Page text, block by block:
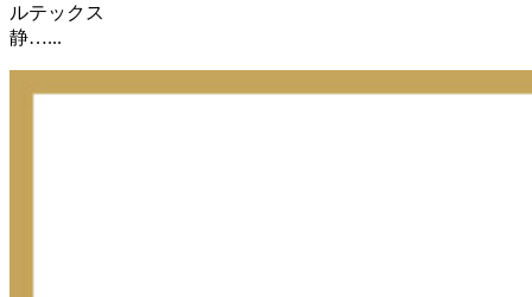
ルテックス
静…...